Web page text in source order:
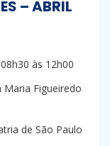
– ABRIL
às 12h00
Maria Figueiredo
de São Paulo